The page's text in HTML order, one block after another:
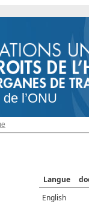
l’ONU
Langue
English